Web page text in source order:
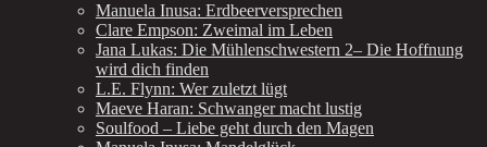
Manuela Inusa: Erdbeerversprechen
Clare Empson: Zweimal im Leben
Jana Lukas: Die Mühlenschwestern 2– Die Hoffnung
wird dich finden
L.E. Flynn: Wer zuletzt lügt
Maeve Haran: Schwanger macht lustig
Soulfood – Liebe geht durch den Magen